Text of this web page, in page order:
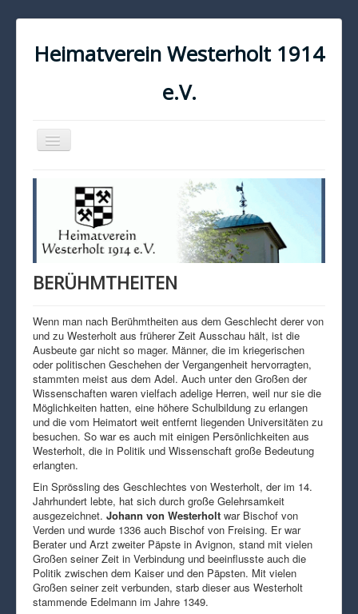
Heimatverein Westerholt 1914
e.V.
Navigation
an/aus
KONTAKT
IMPRESSUM
DATENSCHUTZ
BERÜHMTHEITEN
Wenn man nach Berühmtheiten aus dem Geschlecht derer von
und zu Westerholt aus früherer Zeit Ausschau hält, ist die
Ausbeute gar nicht so mager. Männer, die im kriegerischen
oder politischen Geschehen der Vergangenheit hervorragten,
stammten meist aus dem Adel. Auch unter den Großen der
Wissenschaften waren vielfach adelige Herren, weil nur sie die
Möglichkeiten hatten, eine höhere Schulbildung zu erlangen
und die vom Heimatort weit entfernt liegenden Universitäten zu
besuchen. So war es auch mit einigen Persönlichkeiten aus
Westerholt, die in Politik und Wissenschaft große Bedeutung
erlangten.
Ein Sprössling des Geschlechtes von Westerholt, der im 14.
Jahrhundert lebte, hat sich durch große Gelehrsamkeit
ausgezeichnet. Johann von Westerholt war Bischof von
Verden und wurde 1336 auch Bischof von Freising. Er war
Berater und Arzt zweiter Päpste in Avignon, stand mit vielen
Großen seiner Zeit in Verbindung und beeinflusste auch die
Politik zwischen dem Kaiser und den Päpsten. Mit vielen
Großen seiner zeit verbunden, starb dieser aus Westerholt
stammende Edelmann im Jahre 1349.